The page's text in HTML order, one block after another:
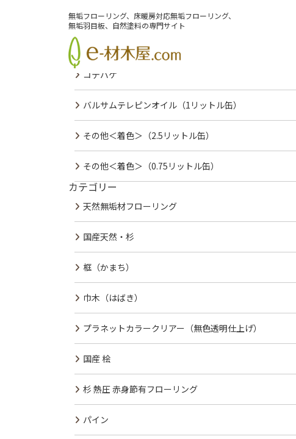
無垢フローリング、床暖房対応無垢フローリング、
無垢羽目板、自然塗料の専門サイト
会社案内
サービス紹介
施工事例
無垢材カタログ
NEXT
最近の投稿
コテバケスペアー
コテバケ
バルサムテレピンオイル（1リットル缶）
その他＜着色＞（2.5リットル缶）
その他＜着色＞（0.75リットル缶）
カテゴリー
天然無垢材フローリング
国産天然・杉
框（かまち）
巾木（はばき）
プラネットカラークリアー（無色透明仕上げ）
国産 桧
杉 熱圧 赤身節有フローリング
パイン